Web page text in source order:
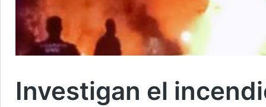
Investigan el